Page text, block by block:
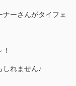
ーさんがタイフェ
しれません♪